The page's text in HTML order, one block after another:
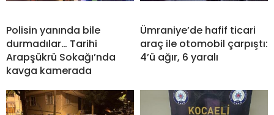
Polisin yanında bile
durmadılar… Tarihi
Arapşükrü Sokağı’nda
kavga kamerada
Ümraniye’de hafif ticari
araç ile otomobil çarpıştı:
4’ü ağır, 6 yaralı